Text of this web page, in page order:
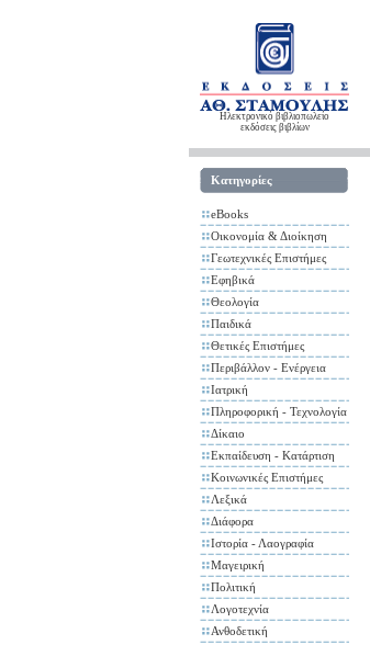
Ηλεκτρονικό βιβλιοπωλείο
εκδόσεις βιβλίων
Κατηγορίες
eBooks
Οικονομία & Διοίκηση
Γεωτεχνικές Επιστήμες
Εφηβικά
Θεολογία
Παιδικά
Θετικές Επιστήμες
Περιβάλλον - Ενέργεια
Ιατρική
Πληροφορική - Τεχνολογία
Δίκαιο
Εκπαίδευση - Κατάρτιση
Κοινωνικές Επιστήμες
Λεξικά
Διάφορα
Ιστορία - Λαογραφία
Μαγειρική
Πολιτική
Λογοτεχνία
Ανθοδετική